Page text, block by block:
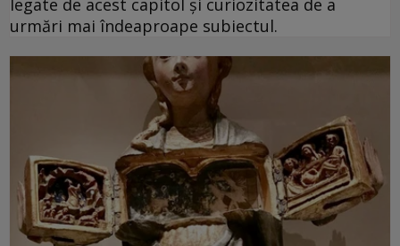
legate de acest capitol și curiozitatea de a
urmări mai îndeaproape subiectul.